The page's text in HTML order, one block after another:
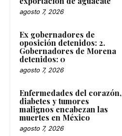
agosto 7, 2026
Ex gobernadores de
oposición detenidos: 2.
Gobernadores de Morena
detenidos: 0
agosto 7, 2026
Enfermedades del corazón,
diabetes y tumores
malignos encabezan las
muertes en México
agosto 7, 2026